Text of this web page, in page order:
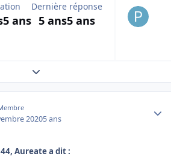
5 ans
Dernière réponse
5 ans5 ans
Expand topic overview
20205 ans
Aureate a dit :